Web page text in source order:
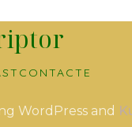
CONTACTE
WordPress and